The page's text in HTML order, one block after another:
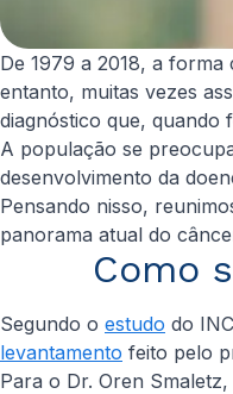
De 1979 a 2018, a
entanto, muitas vezes
diagnóstico que,
A população se
desenvolvimento da
Pensando nisso,
panorama atual do
Como
Segundo o estudo do
levantamento feito pelo
Para o Dr. Oren